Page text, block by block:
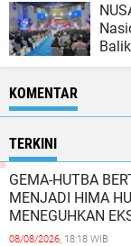
Nasional 2026
KOMENTAR
TERKINI
GEMA-HUTBA
MENJADI HIMA
MENEGUHKAN
MAHASISWA
08/08/2026, 18:18 WIB